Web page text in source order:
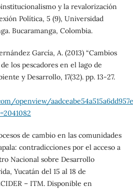
y la revalorización
Política, 5 (9), Universidad
Bucaramanga, Colombia.
García, A. (2013) “Cambios
los pescadores en el lago de
y Desarrollo, 17(32). pp. 13-27.
openview/
de cambio en las comunidades
contradicciones por el acceso a
Nacional sobre Desarrollo
Yucatán del 15 al 18 de
– ITM. Disponible en